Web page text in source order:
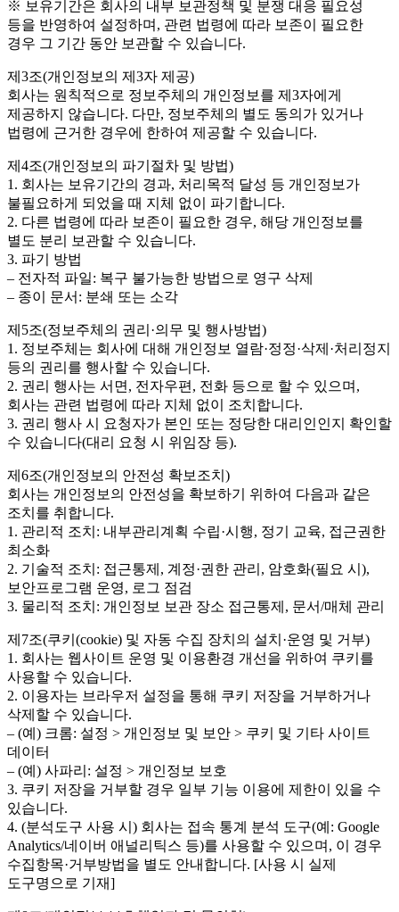
※ 보유기간은 회사의 내부 보관정책 및 분쟁 대응 필요성
등을 반영하여 설정하며, 관련 법령에 따라 보존이 필요한
경우 그 기간 동안 보관할 수 있습니다.
제3조(개인정보의 제3자 제공)
회사는 원칙적으로 정보주체의 개인정보를 제3자에게
제공하지 않습니다. 다만, 정보주체의 별도 동의가 있거나
법령에 근거한 경우에 한하여 제공할 수 있습니다.
제4조(개인정보의 파기절차 및 방법)
1. 회사는 보유기간의 경과, 처리목적 달성 등 개인정보가
불필요하게 되었을 때 지체 없이 파기합니다.
2. 다른 법령에 따라 보존이 필요한 경우, 해당 개인정보를
별도 분리 보관할 수 있습니다.
3. 파기 방법
– 전자적 파일: 복구 불가능한 방법으로 영구 삭제
– 종이 문서: 분쇄 또는 소각
제5조(정보주체의 권리·의무 및 행사방법)
1. 정보주체는 회사에 대해 개인정보 열람·정정·삭제·처리정지
등의 권리를 행사할 수 있습니다.
2. 권리 행사는 서면, 전자우편, 전화 등으로 할 수 있으며,
회사는 관련 법령에 따라 지체 없이 조치합니다.
3. 권리 행사 시 요청자가 본인 또는 정당한 대리인인지 확인할
수 있습니다(대리 요청 시 위임장 등).
제6조(개인정보의 안전성 확보조치)
회사는 개인정보의 안전성을 확보하기 위하여 다음과 같은
조치를 취합니다.
1. 관리적 조치: 내부관리계획 수립·시행, 정기 교육, 접근권한
최소화
2. 기술적 조치: 접근통제, 계정·권한 관리, 암호화(필요 시),
보안프로그램 운영, 로그 점검
3. 물리적 조치: 개인정보 보관 장소 접근통제, 문서/매체 관리
제7조(쿠키(cookie) 및 자동 수집 장치의 설치·운영 및 거부)
1. 회사는 웹사이트 운영 및 이용환경 개선을 위하여 쿠키를
사용할 수 있습니다.
2. 이용자는 브라우저 설정을 통해 쿠키 저장을 거부하거나
삭제할 수 있습니다.
– (예) 크롬: 설정 > 개인정보 및 보안 > 쿠키 및 기타 사이트
데이터
– (예) 사파리: 설정 > 개인정보 보호
3. 쿠키 저장을 거부할 경우 일부 기능 이용에 제한이 있을 수
있습니다.
4. (분석도구 사용 시) 회사는 접속 통계 분석 도구(예: Google
Analytics/네이버 애널리틱스 등)를 사용할 수 있으며, 이 경우
수집항목·거부방법을 별도 안내합니다. [사용 시 실제
도구명으로 기재]